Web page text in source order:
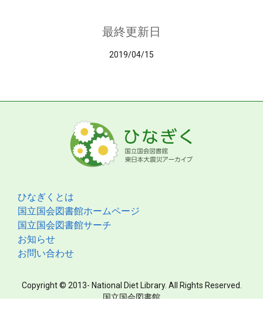
最終更新日
2019/04/15
ひなぎくとは
国立国会図書館ホームページ
国立国会図書館サーチ
お知らせ
お問い合わせ
Copyright © 2013- National Diet Library. All Rights Reserved.